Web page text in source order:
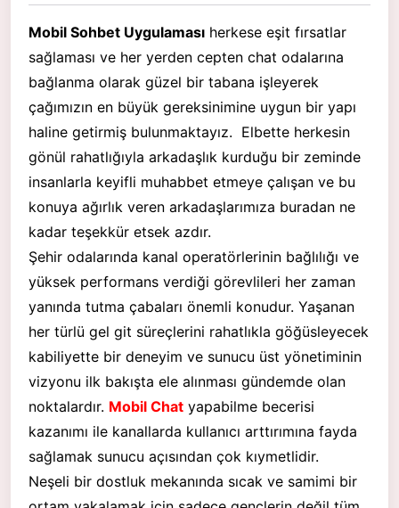
Mobil Sohbet Uygulaması herkese eşit fırsatlar
sağlaması ve her yerden cepten chat odalarına
bağlanma olarak güzel bir tabana işleyerek
çağımızın en büyük gereksinimine uygun bir yapı
haline getirmiş bulunmaktayız. Elbette herkesin
gönül rahatlığıyla arkadaşlık kurduğu bir zeminde
insanlarla keyifli muhabbet etmeye çalışan ve bu
konuya ağırlık veren arkadaşlarımıza buradan ne
kadar teşekkür etsek azdır.
Şehir odalarında kanal operatörlerinin bağlılığı ve
yüksek performans verdiği görevlileri her zaman
yanında tutma çabaları önemli konudur. Yaşanan
her türlü gel git süreçlerini rahatlıkla göğüsleyecek
kabiliyette bir deneyim ve sunucu üst yönetiminin
vizyonu ilk bakışta ele alınması gündemde olan
noktalardır. Mobil Chat yapabilme becerisi
kazanımı ile kanallarda kullanıcı arttırımına fayda
sağlamak sunucu açısından çok kıymetlidir.
Neşeli bir dostluk mekanında sıcak ve samimi bir